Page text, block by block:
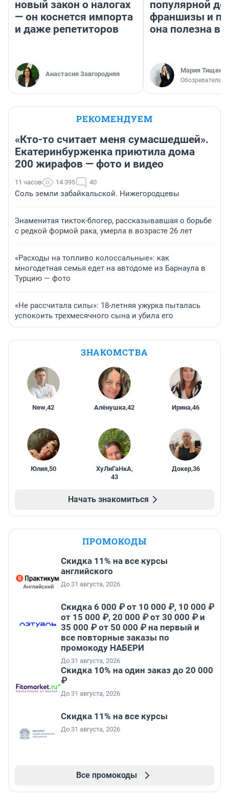
новый закон о налогах
— он коснется импорта
и даже репетиторов
Анастасия Завгородняя
популярной
франшизы и
она полезна
Мария Тищенко
Обозреватель
РЕКОМЕНДУЕМ
«Кто-то считает меня сумасшедшей».
Екатеринбурженка приютила дома
200 жирафов — фото и видео
11 часов 14 395 40
Соль земли забайкальской. Нижегородцевы
Знаменитая тикток-блогер, рассказывавшая о борьбе
с редкой формой рака, умерла в возрасте 26 лет
«Расходы на топливо колоссальные»: как
многодетная семья едет на автодоме из Барнаула в
Турцию — фото
«Не рассчитала силы»: 18-летняя ужурка пыталась
успокоить трехмесячного сына и убила его
ЗНАКОМСТВА
New,42 Алёнушка,42 Ирина,46
Юлия,50 ХуЛиГаНкА,
43
Докер,36
Начать знакомиться
ПРОМОКОДЫ
Скидка 11% на все курсы
английского
До 31 августа, 2026
Скидка 6 000 ₽ от 10 000 ₽, 10 000 ₽
от 15 000 ₽, 20 000 ₽ от 30 000 ₽ и
35 000 ₽ от 50 000 ₽ на первый и
все повторные заказы по
промокоду НАБЕРИ
До 31 августа, 2026
Скидка 10% на один заказ до 20 000
₽
До 31 августа, 2026
Скидка 11% на все курсы
До 31 августа, 2026
Все промокоды